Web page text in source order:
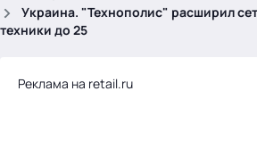
Украина. "Технополис" расширил
техники до 25
Реклама на retail.ru